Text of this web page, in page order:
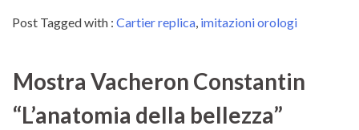
Post Tagged with : Cartier replica, imitazioni orologi
Mostra Vacheron Constantin
“L’anatomia della bellezza”